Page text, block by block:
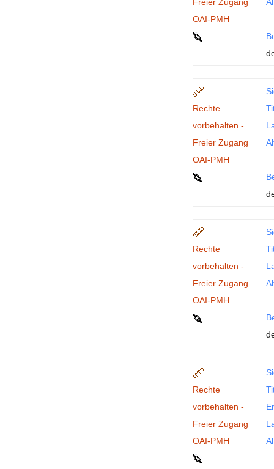
OAI-PMH
Rechte
vorbehalten -
Freier Zugang
OAI-PMH
Rechte
vorbehalten -
Freier Zugang
OAI-PMH
Rechte
vorbehalten -
Freier Zugang
OAI-PMH